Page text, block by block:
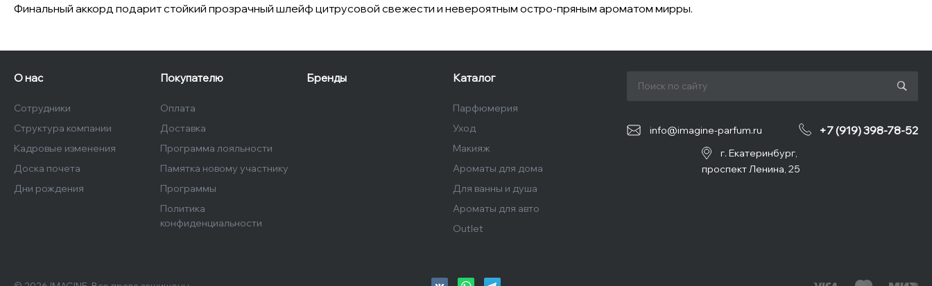
Финальный аккорд подарит стойкий прозрачный шлейф цитрусовой свежести и невероятным остро-пряным ароматом мирры.
О нас
Сотрудники
Структура компании
Кадровые изменения
Доска почета
Дни рождения
Покупателю
Оплата
Доставка
Программа лояльности
Памятка новому участнику
Программы
Политика
конфиденциальности
Бренды Каталог
Парфюмерия
Уход
Макияж
Ароматы для дома
Для ванны и душа
Ароматы для авто
Outlet
info@imagine-parfum.ru +7 (919) 398-78-52
г. Екатеринбург,
проспект Ленина, 25